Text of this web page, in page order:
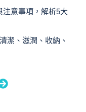
注意事項，解析5大
潔、滋潤、收納、